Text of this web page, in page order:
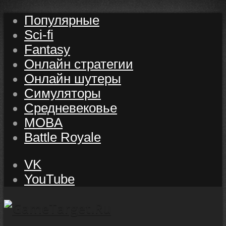
Популярные
Sci-fi
Fantasy
Онлайн стратегии
Онлайн шутеры
Симуляторы
Средневековье
MOBA
Battle Royale
VK
YouTube